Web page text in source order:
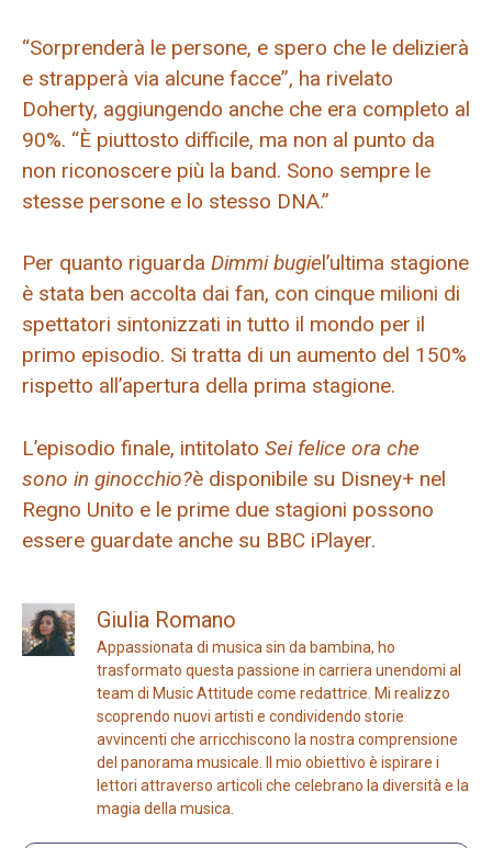
“Sorprenderà le persone, e spero che le delizierà
e strapperà via alcune facce”, ha rivelato
Doherty, aggiungendo anche che era completo al
90%. “È piuttosto difficile, ma non al punto da
non riconoscere più la band. Sono sempre le
stesse persone e lo stesso DNA.”
Per quanto riguarda Dimmi bugiel’ultima stagione
è stata ben accolta dai fan, con cinque milioni di
spettatori sintonizzati in tutto il mondo per il
primo episodio. Si tratta di un aumento del 150%
rispetto all’apertura della prima stagione.
L’episodio finale, intitolato Sei felice ora che
sono in ginocchio?è disponibile su Disney+ nel
Regno Unito e le prime due stagioni possono
essere guardate anche su BBC iPlayer.
Giulia Romano
Appassionata di musica sin da bambina, ho
trasformato questa passione in carriera unendomi al
team di Music Attitude come redattrice. Mi realizzo
scoprendo nuovi artisti e condividendo storie
avvincenti che arricchiscono la nostra comprensione
del panorama musicale. Il mio obiettivo è ispirare i
lettori attraverso articoli che celebrano la diversità e la
magia della musica.